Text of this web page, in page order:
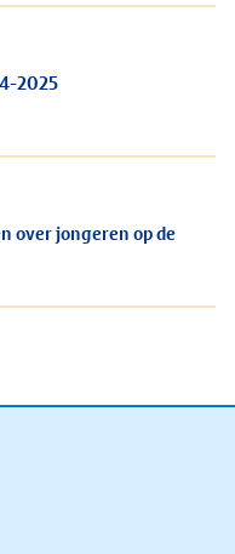
2025
over jongeren op de